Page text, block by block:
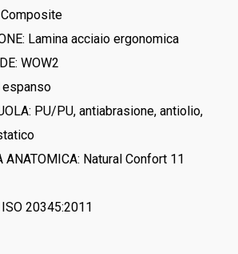
Composite
Lamina acciaio ergonomica
WOW2
espanso
PU/PU, antiabrasione, antiolio,
ANATOMICA: Natural Confort 11
20345:2011